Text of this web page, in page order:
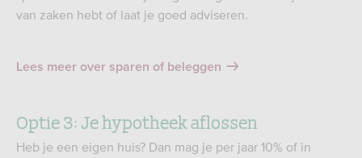
van zaken hebt of laat je goed adviseren.
Lees meer over sparen of beleggen
Optie 3: Je hypotheek aflossen
Heb je een eigen huis? Dan mag je per jaar 10% of in